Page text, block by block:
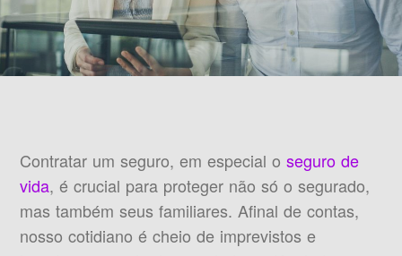
Contratar um seguro, em especial oseguro de
vida, é crucial para proteger não só o segurado,
mas também seus familiares. Afinal de contas,
nosso cotidiano é cheio de imprevistos e